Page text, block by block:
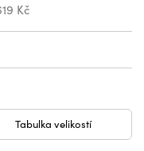
Kč
Tabulka velikostí